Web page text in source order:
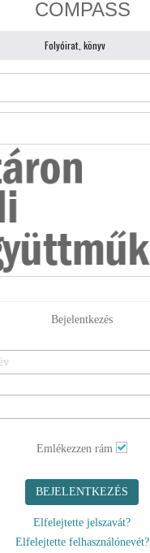
Bejelentkezés
Emlékezzen rám
BEJELENTKEZÉS
Elfelejtette jelszavát?
Elfelejtette felhasználónevét?